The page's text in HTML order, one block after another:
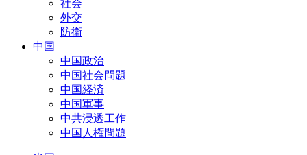
社会
外交
防衛
中国
中国政治
中国社会問題
中国経済
中国軍事
中共浸透工作
中国人権問題